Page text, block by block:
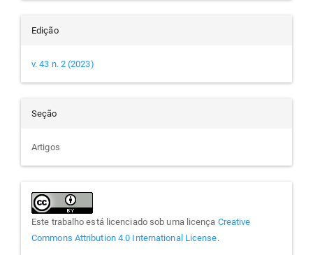
Edição
v. 43 n. 2 (2023)
Seção
Artigos
Este trabalho está licenciado sob uma licença Creative
Commons Attribution 4.0 International License.